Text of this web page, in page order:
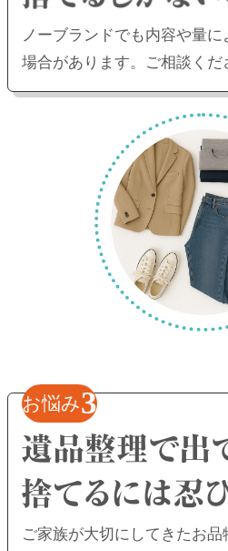
ノーブランドでも内容や量に
場合があります。ご相談くだ
お悩み3
ご家族が大切にしてきたお品